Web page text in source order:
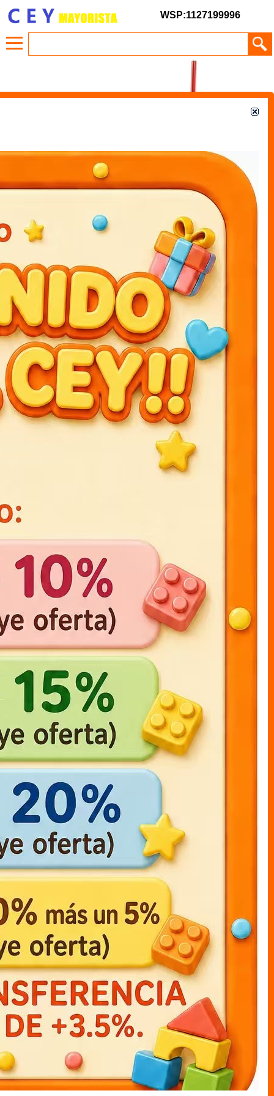
WSP:1127199996
ARTÍCULOS RECOMENDADOS
Agendas 3D K-POP 15x21cm
one piece LUFFY bolsa 17cm
MUNECO S/CAJAS bolsa
muneco bolsal LUFFY x1
20cm
MUNECO S/CAJAS bolsa
muneco cajas LUFFY c/capa
MUNECO C/CAJAS
muneco cajas mi heroe
academia katsuki12cm
MUNECO C/CAJAS